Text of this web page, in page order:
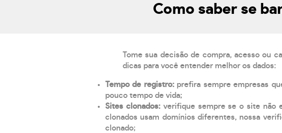
Como saber se
Tome sua decisão de compra, acesso ou
dicas para você entender melhor os dados:
Tempo de registro: prefira sempre empresas
pouco tempo de vida;
Sites clonados: verifique sempre se o site não
clonados usam domínios diferentes, nossa
clonado;